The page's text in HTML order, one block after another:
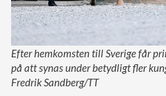
Efter hemkomsten till Sverige får
på att synas under betydligt fler
Fredrik Sandberg/TT